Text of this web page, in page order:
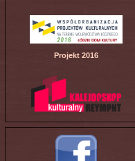
Projekt 2016